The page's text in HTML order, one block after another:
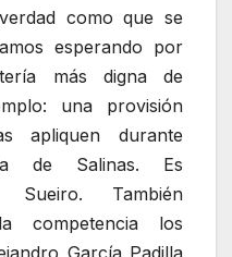
como que se
esperando por
más digna de
una provisión
apliquen durante
de Salinas. Es
Sueiro. También
competencia los
García Padilla